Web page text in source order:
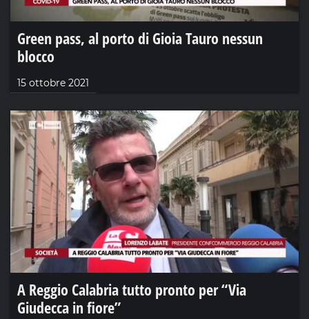
Green pass, al porto di Gioia Tauro nessun
blocco
15 ottobre 2021
A Reggio Calabria tutto pronto per “Via
Giudecca in fiore”